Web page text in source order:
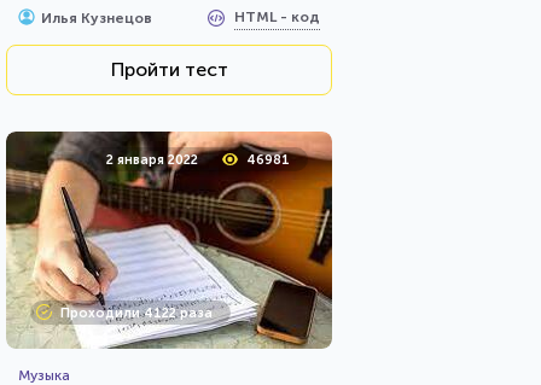
Илья Кузнецов HTML - код
Пройти тест
2 января 2022 46981
Проходили 4122 раза
Музыка